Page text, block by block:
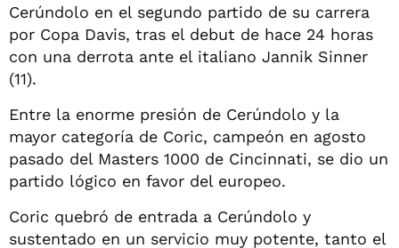
Cerúndolo en el segundo partido de su carrera
por Copa Davis, tras el debut de hace 24 horas
con una derrota ante el italiano Jannik Sinner
(11).
Entre la enorme presión de Cerúndolo y la
mayor categoría de Coric, campeón en agosto
pasado del Masters 1000 de Cincinnati, se dio un
partido lógico en favor del europeo.
Coric quebró de entrada a Cerúndolo y
sustentado en un servicio muy potente, tanto el